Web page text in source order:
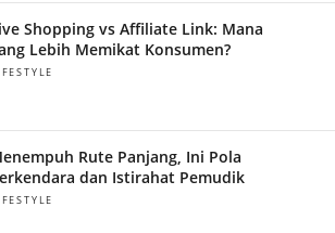
Shopping vs Affiliate Link: Mana
Lebih Memikat Konsumen?
Rute Panjang, Ini Pola
dan Istirahat Pemudik